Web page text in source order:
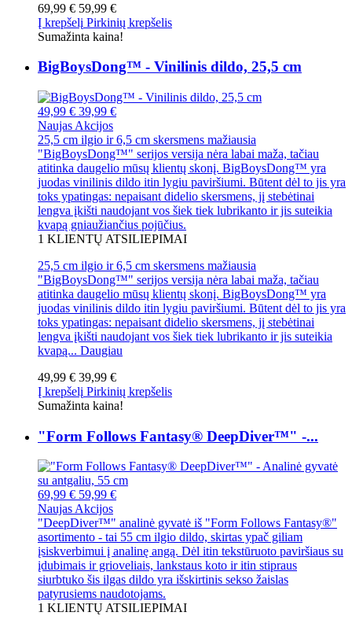
69,99 € 59,99 €
Į krepšelį Pirkinių krepšelis
Sumažinta kaina!
BigBoysDong™ - Vinilinis dildo, 25,5 cm
49,99 € 39,99 €
Naujas Akcijos
25,5 cm ilgio ir 6,5 cm skersmens mažiausia
"BigBoysDong™" serijos versija nėra labai maža, tačiau
atitinka daugelio mūsų klientų skonį. BigBoysDong™ yra
juodas vinilinis dildo itin lygiu paviršiumi. Būtent dėl to jis yra
toks ypatingas: nepaisant didelio skersmens, jį stebėtinai
lengva įkišti naudojant vos šiek tiek lubrikanto ir jis suteikia
kvapą gniaužiančius pojūčius.
1 KLIENTŲ ATSILIEPIMAI
25,5 cm ilgio ir 6,5 cm skersmens mažiausia
"BigBoysDong™" serijos versija nėra labai maža, tačiau
atitinka daugelio mūsų klientų skonį. BigBoysDong™ yra
juodas vinilinis dildo itin lygiu paviršiumi. Būtent dėl to jis yra
toks ypatingas: nepaisant didelio skersmens, jį stebėtinai
lengva įkišti naudojant vos šiek tiek lubrikanto ir jis suteikia
kvapą... Daugiau
49,99 € 39,99 €
Į krepšelį Pirkinių krepšelis
Sumažinta kaina!
"Form Follows Fantasy® DeepDiver™" -...
69,99 € 59,99 €
NaujasAkcijos
"DeepDiver™" analinė gyvatė iš "Form Follows Fantasy®"
asortimento - tai 55 cm ilgio dildo, skirtas ypač giliam
įsiskverbimui į analinę angą. Dėl itin tekstūruoto paviršiaus su
įdubimais ir grioveliais, lankstaus koto ir itin stipraus
siurbtuko šis ilgas dildo yra išskirtinis sekso žaislas
patyrusiems naudotojams.
1 KLIENTŲ ATSILIEPIMAI